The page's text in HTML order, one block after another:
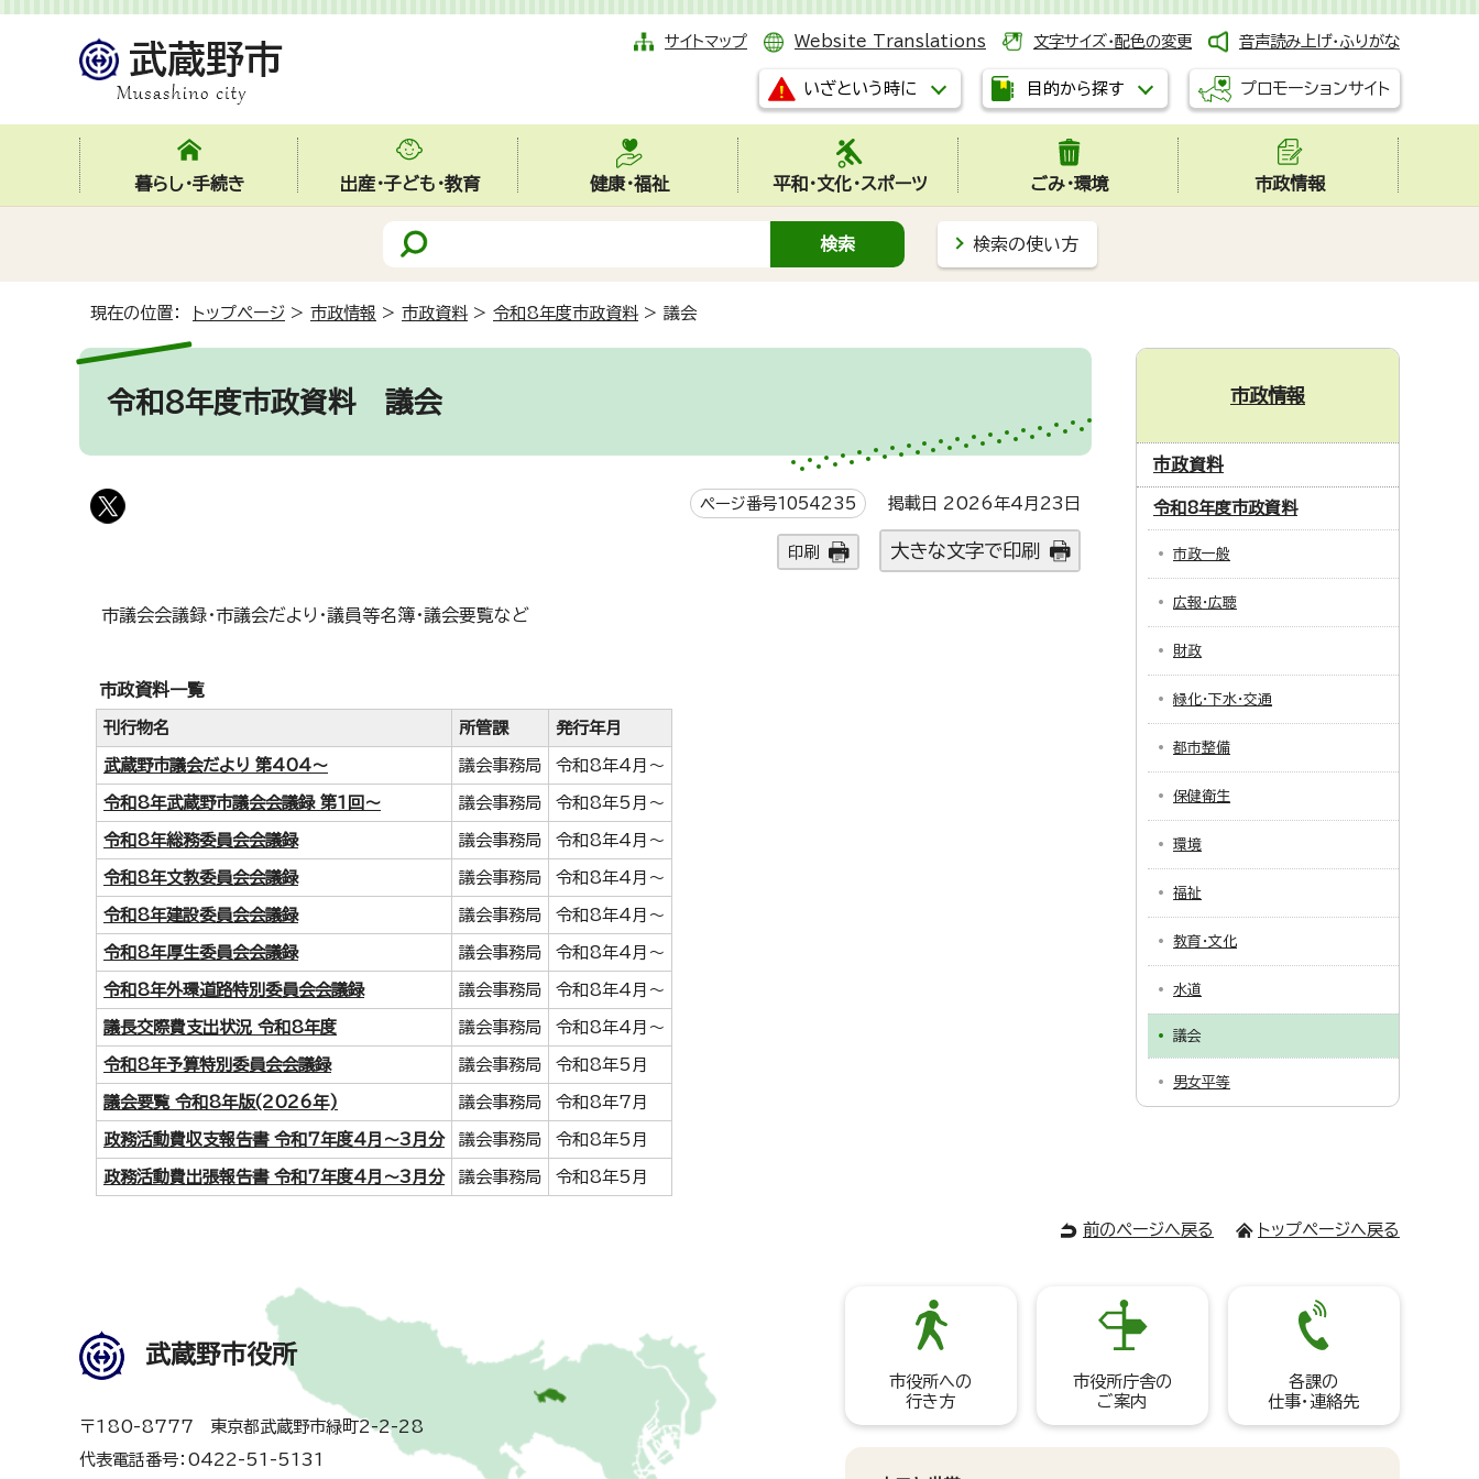
サイトマップ Website Translations 文字サイズ・配色の変更 音声読み上げ・ふりがな
いざという時に 目的から探す プロモーションサイト
暮らし・手続き 出産・子ども・教育 健康・福祉 平和・文化・スポーツ ごみ・環境 市政情報
検索の使い方
現在の位置： トップページ > 市政情報 > 市政資料 > 令和8年度市政資料 > 議会
令和8年度市政資料 議会
ページ番号1054235 掲載日 2026年4月23日
印刷 大きな文字で印刷
市議会会議録・市議会だより・議員等名簿・議会要覧など
市政資料一覧
刊行物名 所管課 発行年月
武蔵野市議会だより 第404～ 議会事務局 令和8年4月～
令和8年武蔵野市議会会議録 第1回～ 議会事務局 令和8年5月～
令和8年総務委員会会議録 議会事務局 令和8年4月～
令和8年文教委員会会議録 議会事務局 令和8年4月～
令和8年建設委員会会議録 議会事務局 令和8年4月～
令和8年厚生委員会会議録 議会事務局 令和8年4月～
令和8年外環道路特別委員会会議録 議会事務局 令和8年4月～
議長交際費支出状況 令和8年度 議会事務局 令和8年4月～
令和8年予算特別委員会会議録 議会事務局 令和8年5月
議会要覧 令和8年版(2026年) 議会事務局 令和8年7月
政務活動費収支報告書 令和7年度4月～3月分 議会事務局 令和8年5月
政務活動費出張報告書 令和7年度4月～3月分 議会事務局 令和8年5月
市政情報
市政資料
令和8年度市政資料
市政一般
広報・広聴
財政
緑化・下水・交通
都市整備
保健衛生
環境
福祉
教育・文化
水道
議会
男女平等
前のページへ戻る トップページへ戻る
武蔵野市役所
〒180-8777 東京都武蔵野市緑町2-2-28
代表電話番号：0422-51-5131
市役所への
行き方
市役所庁舎の
ご案内
各課の
仕事・連絡先